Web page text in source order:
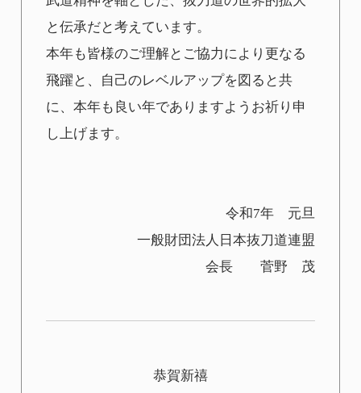
と伝承だと考えています。
本年も皆様のご理解とご協力により更なる
飛躍と、自己のレベルアップを図ると共
に、本年も良い年でありますようお祈り申
し上げます。
令和7年 元旦
一般財団法人日本抜刀道連盟
会長 菅野 茂
恭賀新禧